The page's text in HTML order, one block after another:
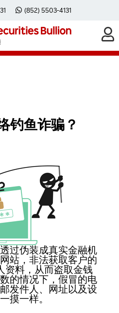
(852) 5503-4131
骗 ，保障自己！
钓鱼诈骗？
过伪装成真实金融机
站，非法获取客户的
资料，从而盗取金钱
的情况下，假冒的电
发件人、网址以及设
摸一样。